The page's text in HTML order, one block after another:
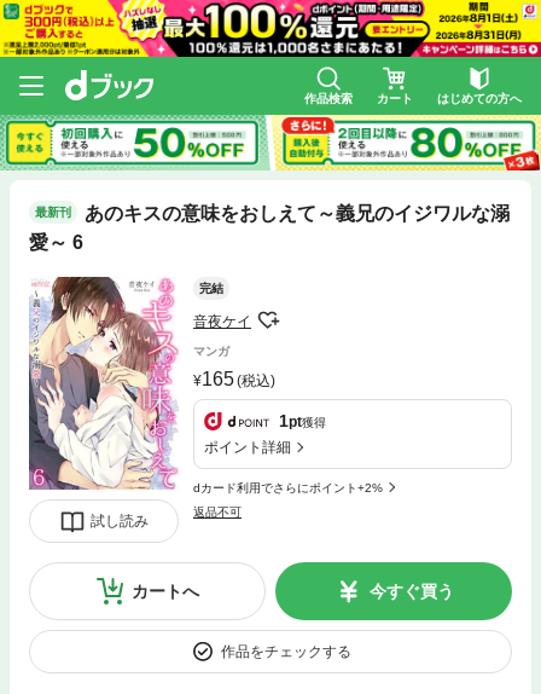
作品検索 カート はじめての方へ
最新刊
あのキスの意味をおしえて～義兄のイジワルな溺
愛～ 6
試し読み
完結
音夜ケイ
マンガ
165(税込)
1pt獲得
ポイント詳細
dカード利用でさらにポイント+2%
返品不可
カートへ 今すぐ買う
作品をチェックする